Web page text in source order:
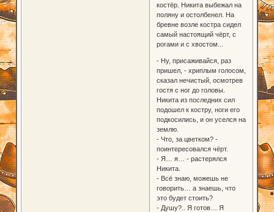
костёр. Никита выбежал на
поляну и остолбенел. На
бревне возле костра сидел
самый настоящий чёрт, с
рогами и с хвостом...
- Ну, присаживайся, раз
пришел, - хриплым голосом,
сказал нечистый, осмотрев
гостя с ног до головы.
Никита из последних сил
подошел к костру, ноги его
подкосились, и он уселся на
землю.
- Что, за цветком? -
поинтересовался чёрт.
- Я… я… - растерялся
Никита.
- Всё знаю, можешь не
говорить… а знаешь, что
это будет стоить?
- Душу?.. Я готов… Я